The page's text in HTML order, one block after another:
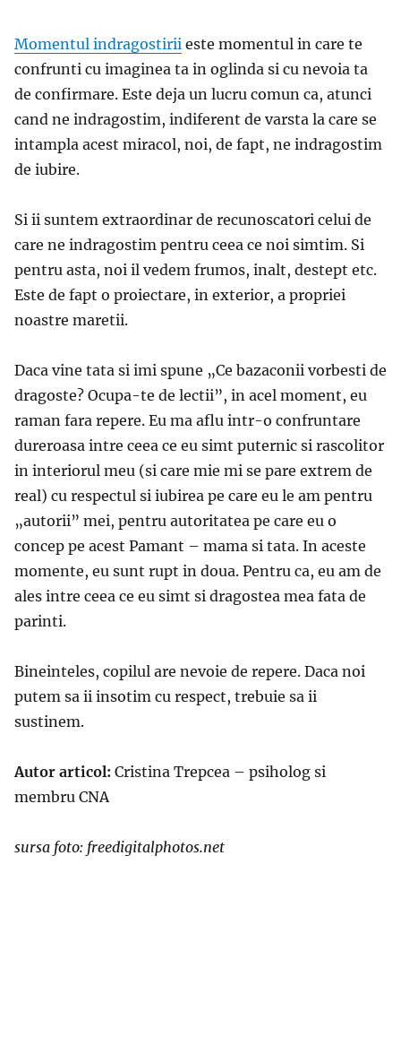
Momentul indragostirii este momentul in care te
confrunti cu imaginea ta in oglinda si cu nevoia ta
de confirmare. Este deja un lucru comun ca, atunci
cand ne indragostim, indiferent de varsta la care se
intampla acest miracol, noi, de fapt, ne indragostim
de iubire.
Si ii suntem extraordinar de recunoscatori celui de
care ne indragostim pentru ceea ce noi simtim. Si
pentru asta, noi il vedem frumos, inalt, destept etc.
Este de fapt o proiectare, in exterior, a propriei
noastre maretii.
Daca vine tata si imi spune „Ce bazaconii vorbesti de
dragoste? Ocupa-te de lectii”, in acel moment, eu
raman fara repere. Eu ma aflu intr-o confruntare
dureroasa intre ceea ce eu simt puternic si rascolitor
in interiorul meu (si care mie mi se pare extrem de
real) cu respectul si iubirea pe care eu le am pentru
„autorii” mei, pentru autoritatea pe care eu o
concep pe acest Pamant – mama si tata. In aceste
momente, eu sunt rupt in doua. Pentru ca, eu am de
ales intre ceea ce eu simt si dragostea mea fata de
parinti.
Bineinteles, copilul are nevoie de repere. Daca noi
putem sa ii insotim cu respect, trebuie sa ii
sustinem.
Autor articol: Cristina Trepcea – psiholog si
membru CNA
sursa foto: freedigitalphotos.net